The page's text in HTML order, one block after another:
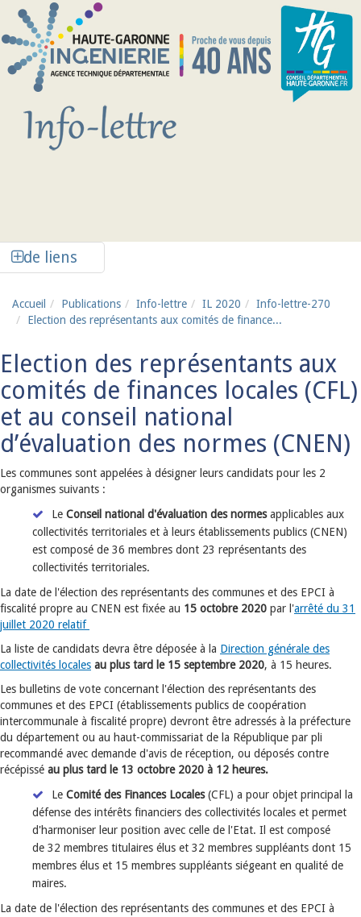
Aller au contenu principal
de liens
Accueil Publications Info-lettre IL 2020
Info-lettre-270
Election des représentants aux comités de finance...
Election des représentants aux
comités de finances locales (CFL)
et au conseil national
d’évaluation des normes (CNEN)
Les communes sont appelées à désigner leurs candidats pour les 2
organismes suivants :
Le Conseil national d'évaluation des normesapplicables aux
collectivités territoriales et à leurs établissements publics (CNEN)
est composé de 36 membres dont 23 représentants des
collectivités territoriales.
La date de l'élection des représentants des communes et des EPCI à
fiscalité propre au CNEN est fixée au 15 octobre 2020 par l'arrêté du 31
juillet 2020 relatif
La liste de candidats devra être déposée à la Direction générale des
collectivités locales au plus tard le 15 septembre 2020, à 15 heures.
Les bulletins de vote concernant l'élection des représentants des
communes et des EPCI (établissements publics de coopération
intercommunale à fiscalité propre) devront être adressés à la préfecture
du département ou au haut-commissariat de la République par pli
recommandé avec demande d'avis de réception, ou déposés contre
récépissé au plus tard le 13 octobre 2020 à 12 heures.
Le Comité des Finances Locales(CFL) a pour objet principal la
défense des intérêts financiers des collectivités locales et permet
d'harmoniser leur position avec celle de l'Etat. Il est composé
de 32 membres titulaires élus et 32 membres suppléants dont 15
membres élus et 15 membres suppléants siégeant en qualité de
maires.
La date de l'élection des représentants des communes et des EPCI à